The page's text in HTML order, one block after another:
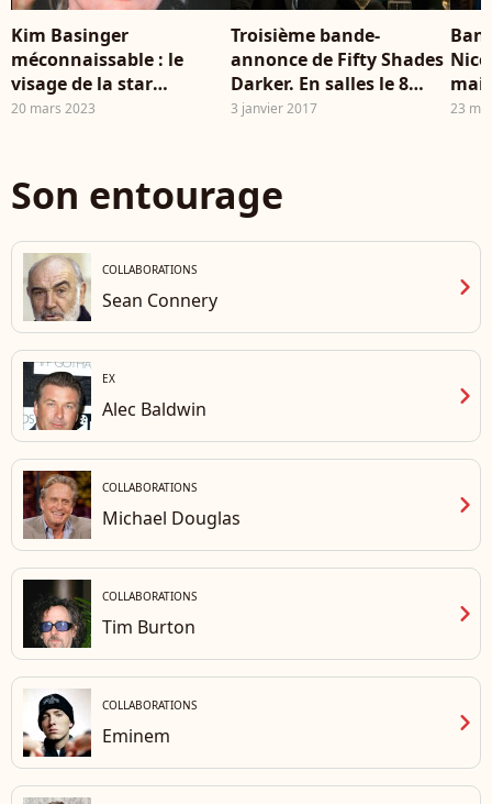
Kim Basinger
méconnaissable : le
visage de la star
complètement
20 mars 2023
Troisième bande-
annonce de Fifty Shades
Darker. En salles le 8
février 2017.
3 janvier 2017
mai
23
Son entourage
COLLABORATIONS
Sean Connery chevron_right
EX
Alec Baldwin chevron_right
COLLABORATIONS
Michael Douglas chevron_right
COLLABORATIONS
Tim Burton chevron_right
COLLABORATIONS
Eminem chevron_right